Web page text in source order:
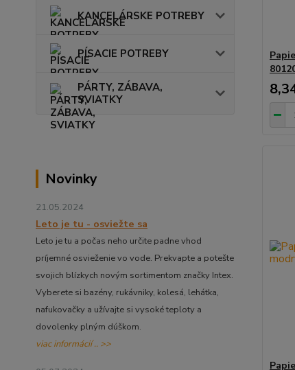
KANCELÁRSKE POTREBY
PÍSACIE POTREBY
PÁRTY, ZÁBAVA,
SVIATKY
Novinky
21.05.2024
Leto je tu - osviežte sa
Leto je tu a počas neho určite padne vhod
príjemné osvieženie vo vode. Prekvapte a potešte
svojich blízkych novým sortimentom značky Intex.
Vyberete si bazény, rukávniky, kolesá, lehátka,
nafukovačky a užívajte si vysoké teploty a
dovolenky plným dúškom.
viac informácií .. >>